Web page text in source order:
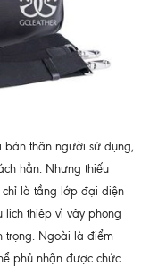
bản thân người sử dụng,
hẳn. Nhưng thiếu
chỉ là tầng lớp đại diện
lịch thiệp vì vậy phong
trọng. Ngoài là điểm
phủ nhận được chức